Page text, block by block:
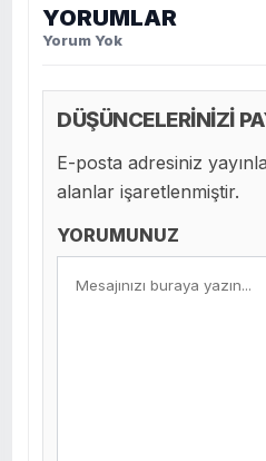
YORUMLAR
Yorum Yok
DÜŞÜNCELERİNİZİ
E-posta adresiniz
alanlar işaretlenmiştir.
YORUMUNUZ